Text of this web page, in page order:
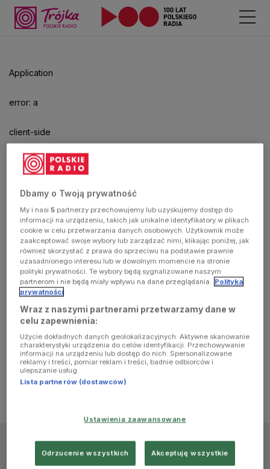
Application
error: a
client-side
exception
has
occurred
(see the
browser
console for
more
information)
aby
odtwarzać.
Dbamy o Twoją prywatność
My i nasi5 partnerzy przechowujemy lub uzyskujemy dostęp do
informacji na urządzeniu, takich jak unikalne identyfikatory w plikach
cookie w celu przetwarzania danych osobowych. Użytkownik może
zaakceptować swoje wybory lub zarządzać nimi, klikając poniżej, jak
również skorzystać z prawa do sprzeciwu na podstawie prawnie
uzasadnionego interesu lub w dowolnym momencie na stronie
polityki prywatności. Te wybory będą sygnalizowane naszym
partnerom i nie będą miały wpływu na dane przeglądania. Polityka
prywatności
Wraz z naszymi partnerami przetwarzamy dane w
celu zapewnienia:
Użycie dokładnych danych geolokalizacyjnych. Aktywne skanowanie
charakterystyki urządzenia do celów identyfikacji. Przechowywanie
informacji na urządzeniu lub dostęp do nich. Spersonalizowane
reklamy i treści, pomiar reklam i treści, badnie odbiorców i
ulepszanie usług.
Lista partnerów (dostawców)
Ustawienia zaawansowane
Odrzucenie wszystkich Akceptuję wszystkie